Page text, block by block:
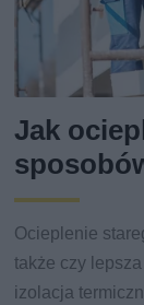
Jak
Ocieplenie
także czy
izolacja